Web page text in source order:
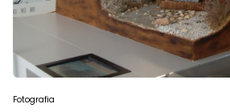
Fotografia